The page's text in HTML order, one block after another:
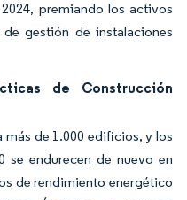
premiando los activos
gestión de instalaciones
de Construcción
de 1.000 edificios, y los
se endurecen de nuevo en
de rendimiento energético